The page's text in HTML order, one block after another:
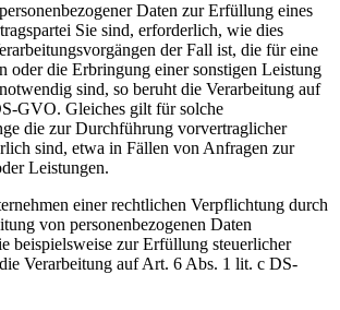
Daten zur Erfüllung eines
Sie sind, erforderlich, wie dies
der Fall ist, die für eine
oder die Erbringung einer sonstigen Leistung
sind, so beruht die Verarbeitung auf
GVO. Gleiches gilt für solche
die zur Durchführung vorvertraglicher
sind, etwa in Fällen von Anfragen zur
Leistungen.
einer rechtlichen Verpflichtung durch
von personenbezogenen Daten
beispielsweise zur Erfüllung steuerlicher
Verarbeitung auf Art. 6 Abs. 1 lit. c DS-